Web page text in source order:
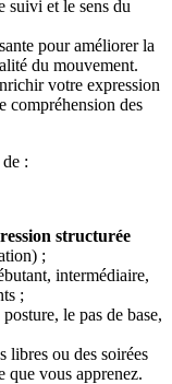
suivi et le sens du
pour améliorer la
du mouvement.
votre expression
compréhension des
:
structurée
;
intermédiaire,
;
le pas de base,
libres ou des soirées
que vous apprenez.